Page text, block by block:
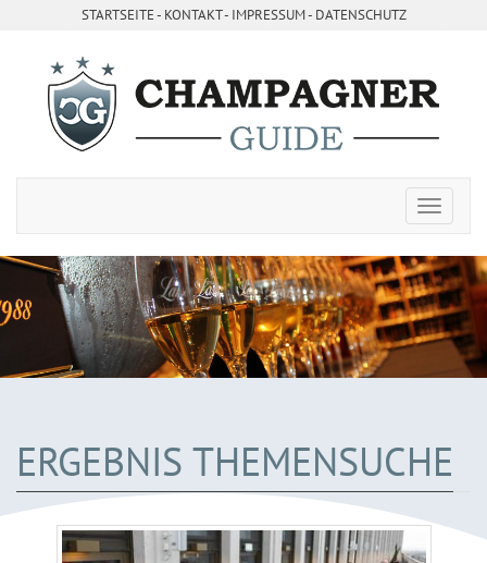
STARTSEITE- ­ KONTAKT- ­ IMPRESSUM- DATENSCHUTZ
ERGEBNIS THEMENSUCHE